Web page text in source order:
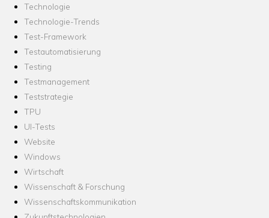
Technologie
Technologie-Trends
Test-Framework
Testautomatisierung
Testing
Testmanagement
Teststrategie
TPU
UI-Tests
Website
Windows
Wirtschaft
Wissenschaft & Forschung
Wissenschaftskommunikation